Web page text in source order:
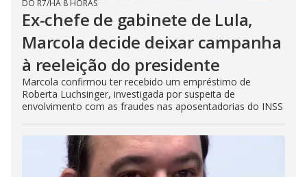
DO R7/HÁ 8 HORAS
Ex-chefe de gabinete de Lula,
Marcola decide deixar campanha
à reeleição do presidente
Marcola confirmou ter recebido um empréstimo de
Roberta Luchsinger, investigada por suspeita de
envolvimento com as fraudes nas aposentadorias do INSS